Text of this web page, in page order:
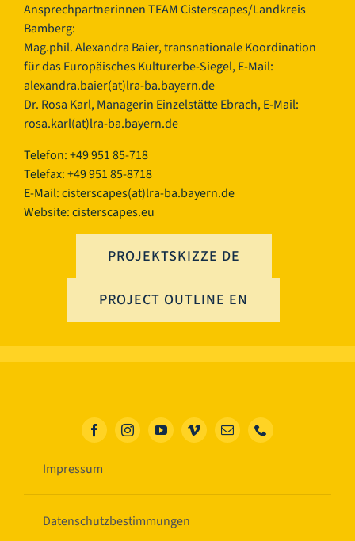
Ansprechpartnerinnen TEAM Cisterscapes/Landkreis
Bamberg:
Mag.phil. Alexandra Baier, transnationale Koordination
für das Europäisches Kulturerbe-Siegel, E-Mail:
alexandra.baier(at)lra-ba.bayern.de
Dr. Rosa Karl, Managerin Einzelstätte Ebrach, E-Mail:
rosa.karl(at)lra-ba.bayern.de
Telefon: +49 951 85-718
Telefax: +49 951 85-8718
E-Mail:cisterscapes(at)lra-ba.bayern.de
Website: cisterscapes.eu
PROJEKTSKIZZE DE
PROJECT OUTLINE EN
Impressum
Datenschutzbestimmungen